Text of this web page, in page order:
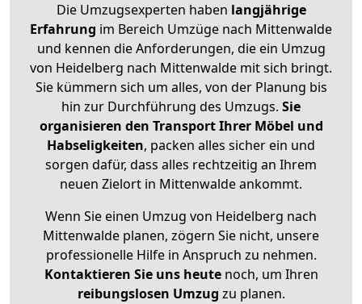
Die Umzugsexperten haben langjährige
Erfahrung im Bereich Umzüge nach Mittenwalde
und kennen die Anforderungen, die ein Umzug
von Heidelberg nach Mittenwalde mit sich bringt.
Sie kümmern sich um alles, von der Planung bis
hin zur Durchführung des Umzugs. Sie
organisieren den Transport Ihrer Möbel und
Habseligkeiten, packen alles sicher ein und
sorgen dafür, dass alles rechtzeitig an Ihrem
neuen Zielort in Mittenwalde ankommt.
Wenn Sie einen Umzug von Heidelberg nach
Mittenwalde planen, zögern Sie nicht, unsere
professionelle Hilfe in Anspruch zu nehmen.
Kontaktieren Sie uns heutenoch, um Ihren
reibungslosen Umzug zu planen.